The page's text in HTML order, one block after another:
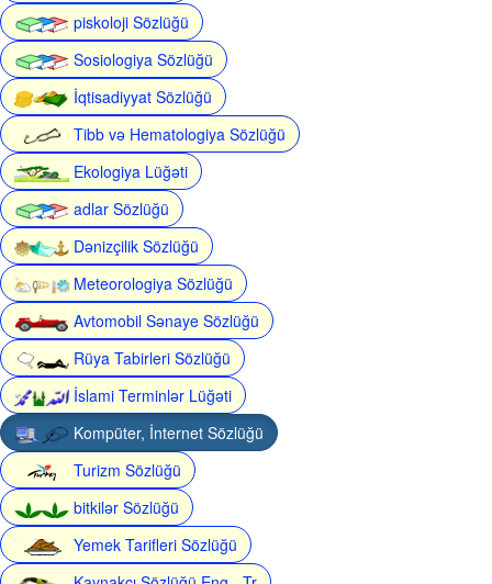
piskoloji Sözlüğü
Sosiologiya Sözlüğü
İqtisadiyyat Sözlüğü
Tibb və Hematologiya Sözlüğü
Ekologiya Lüğəti
adlar Sözlüğü
Dənizçilik Sözlüğü
Meteorologiya Sözlüğü
Avtomobil Sənaye Sözlüğü
Rüya Tabirleri Sözlüğü
İslami Terminlər Lüğəti
Kompüter, İnternet Sözlüğü
Turizm Sözlüğü
bitkilər Sözlüğü
Yemek Tarifleri Sözlüğü